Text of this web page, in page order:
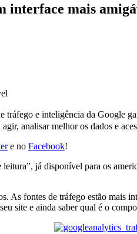
interface mais
tráfego e inteligência da Google
analisar melhor os dados e
e no Facebook!
já disponível para os
As fontes de tráfego estão
site e ainda saber qual é o